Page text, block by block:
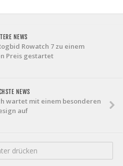
NEWS
Rowatch 7 zu einem
Preis gestartet
NEWS
wartet mit einem besonderen
auf